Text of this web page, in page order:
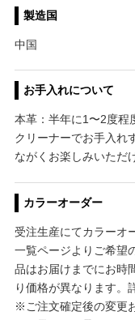
製造国
中国
お手入れについて
本革：半年に1〜2度程
クリーナーでお手入れ
ながくお楽しみいただ
カラーオーダー
受注生産にてカラーオ
一覧ページよりご希望
品はお届けまでにお時
り価格が異なります。
※ご注文確定後の変更